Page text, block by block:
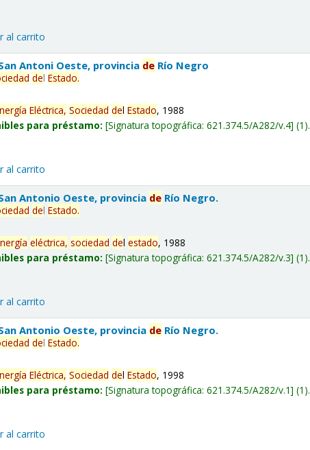
al carrito
Antoni Oeste, provincia de Río Negro
delEstado.
Eléctrica, Sociedad delEstado, 1988
para préstamo: Signatura topográfica:621.374.5/A282/v.4 (1).
al carrito
Antonio Oeste, provincia de Río Negro.
delEstado.
eléctrica, sociedad delestado, 1988
para préstamo: Signatura topográfica:621.374.5/A282/v.3 (1).
al carrito
Antonio Oeste, provincia de Río Negro.
delEstado.
Eléctrica, Sociedad delEstado, 1998
para préstamo: Signatura topográfica:621.374.5/A282/v.1 (1).
al carrito